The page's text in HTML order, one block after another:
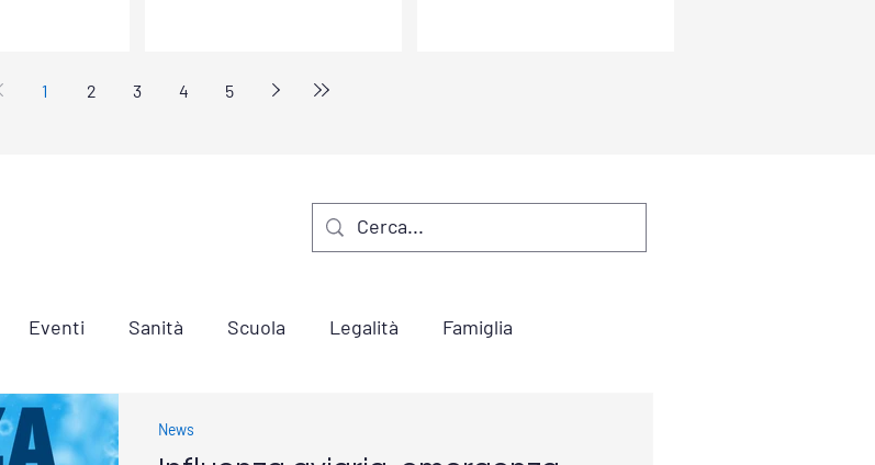
1 2 3 4 5
Eventi Sanità Scuola Legalità Famiglia
News